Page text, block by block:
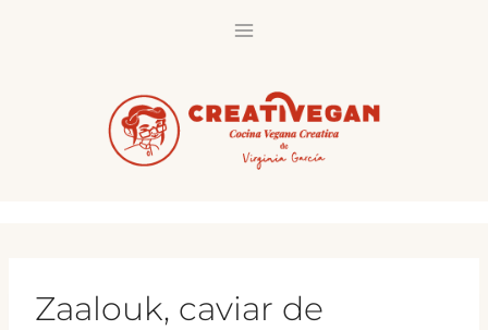
Zaalouk, caviar de